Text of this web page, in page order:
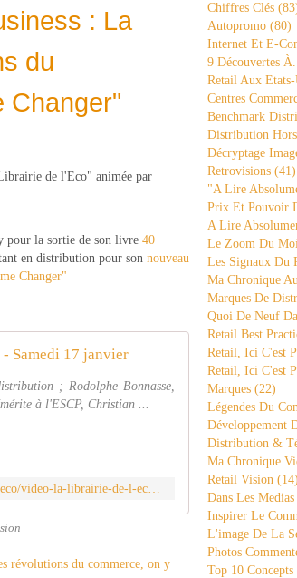
: La
du
Changer"
de l'Eco" animée par
pour la sortie de son livre 40
en distribution pour son nouveau
Changer"
Samedi 17 janvier
; Rodolphe Bonnasse,
à l'ESCP, Christian ...
https://www.bfmtv.com/economie/replay-emissions/la-librairie-de-l-eco/video-la-librairie-de-l-eco-samedi-17-janvier_VN-202601170301.html
Chiffres Clés
Autopromo (80)
Internet Et E-
9 Découvertes
Retail Aux
Centres
Benchmark
Distribution
Décryptage
Retrovisions (41)
"a Lire
Prix Et Pouvoir
A Lire
Le Zoom Du
Les Signaux Du
Ma Chronique
Marques De
Quoi De Neuf
Retail Best
Retail, Ici C'est
Retail, Ici C'est
Marques (22)
Légendes Du
Développement
Distribution &
Ma Chronique
Retail Vision (14)
Dans Les Medias
Inspirer Le
L'image De La
Photos
Top 10 Concepts